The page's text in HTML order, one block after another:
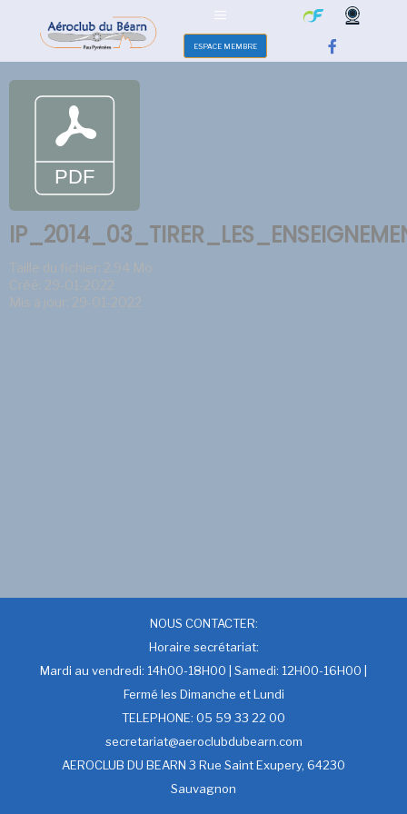
ESPACE MEMBRE
Taille du fichier: 2.94 Mo
Créé: 29-01-2022
Mis à jour: 29-01-2022
NOUS CONTACTER:
Horaire secrétariat:
Mardi au vendredi: 14h00-18H00 | Samedi: 12H00-16H00 |
Fermé les Dimanche et Lundi
TELEPHONE: 05 59 33 22 00
secretariat@aeroclubdubearn.com
AEROCLUB DU BEARN 3 Rue Saint Exupery, 64230
Sauvagnon